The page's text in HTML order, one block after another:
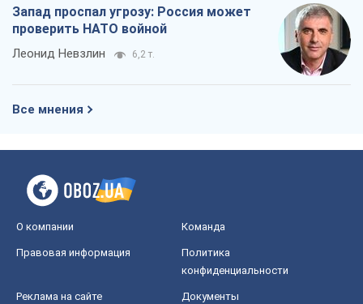
Запад проспал угрозу: Россия может
проверить НАТО войной
Леонид Невзлин 6,2 т.
Все мнения
О компании Команда
Правовая информация
Политика
конфиденциальности
Реклама на сайте Документы